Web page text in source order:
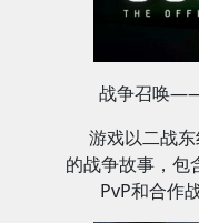
战争召唤
游戏以二战
的战争故事‌，包
PvP和合作